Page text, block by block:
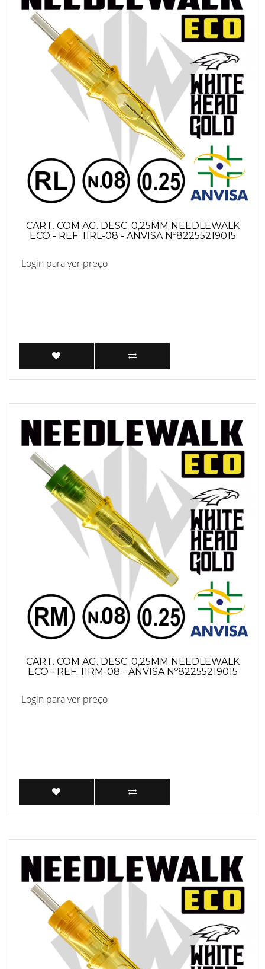
CART. COM AG. DESC. 0,25MM NEEDLEWALK
ECO - REF. 11RL-08 - ANVISA Nº82255219015
Login para ver preço
CART. COM AG. DESC. 0,25MM NEEDLEWALK
ECO - REF. 11RM-08 - ANVISA Nº82255219015
Login para ver preço